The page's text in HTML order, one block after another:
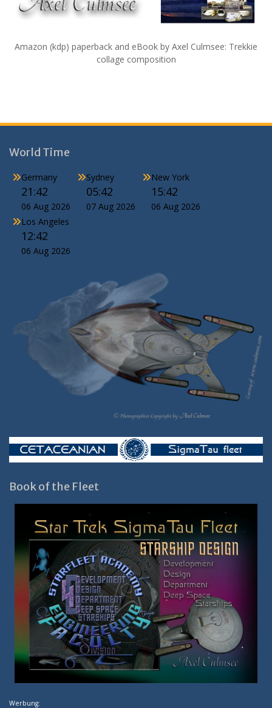
Amazon (kdp) paperback and eBook by Axel Culmsee: Trekkie
collage composition
World Time
Germany
21:42
06 Aug 2026
Sydney
05:42
07 Aug 2026
New York
15:42
06 Aug 2026
Los Angeles
12:42
06 Aug 2026
Book of the Fleet
Werbung: